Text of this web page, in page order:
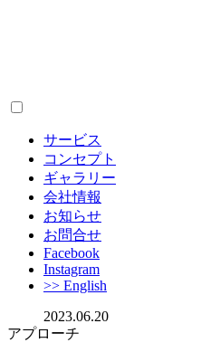
サービス
コンセプト
ギャラリー
会社情報
お知らせ
お問合せ
Facebook
Instagram
>> English
2023.06.20
アプローチ